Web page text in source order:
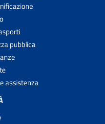
pubblica
assistenza